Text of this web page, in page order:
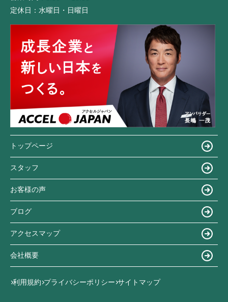
定休日： 水曜日・日曜日
トップページ
スタッフ
お客様の声
ブログ
アクセスマップ
会社概要
利用規約 プライバシーポリシー サイトマップ